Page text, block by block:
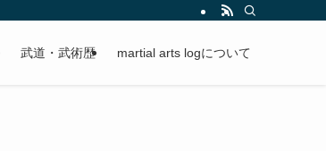
武道・武術歴 martial arts logについて